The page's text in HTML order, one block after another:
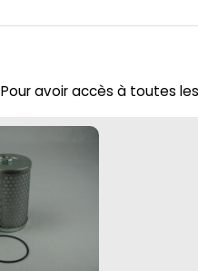
Pour avoir accès à toutes